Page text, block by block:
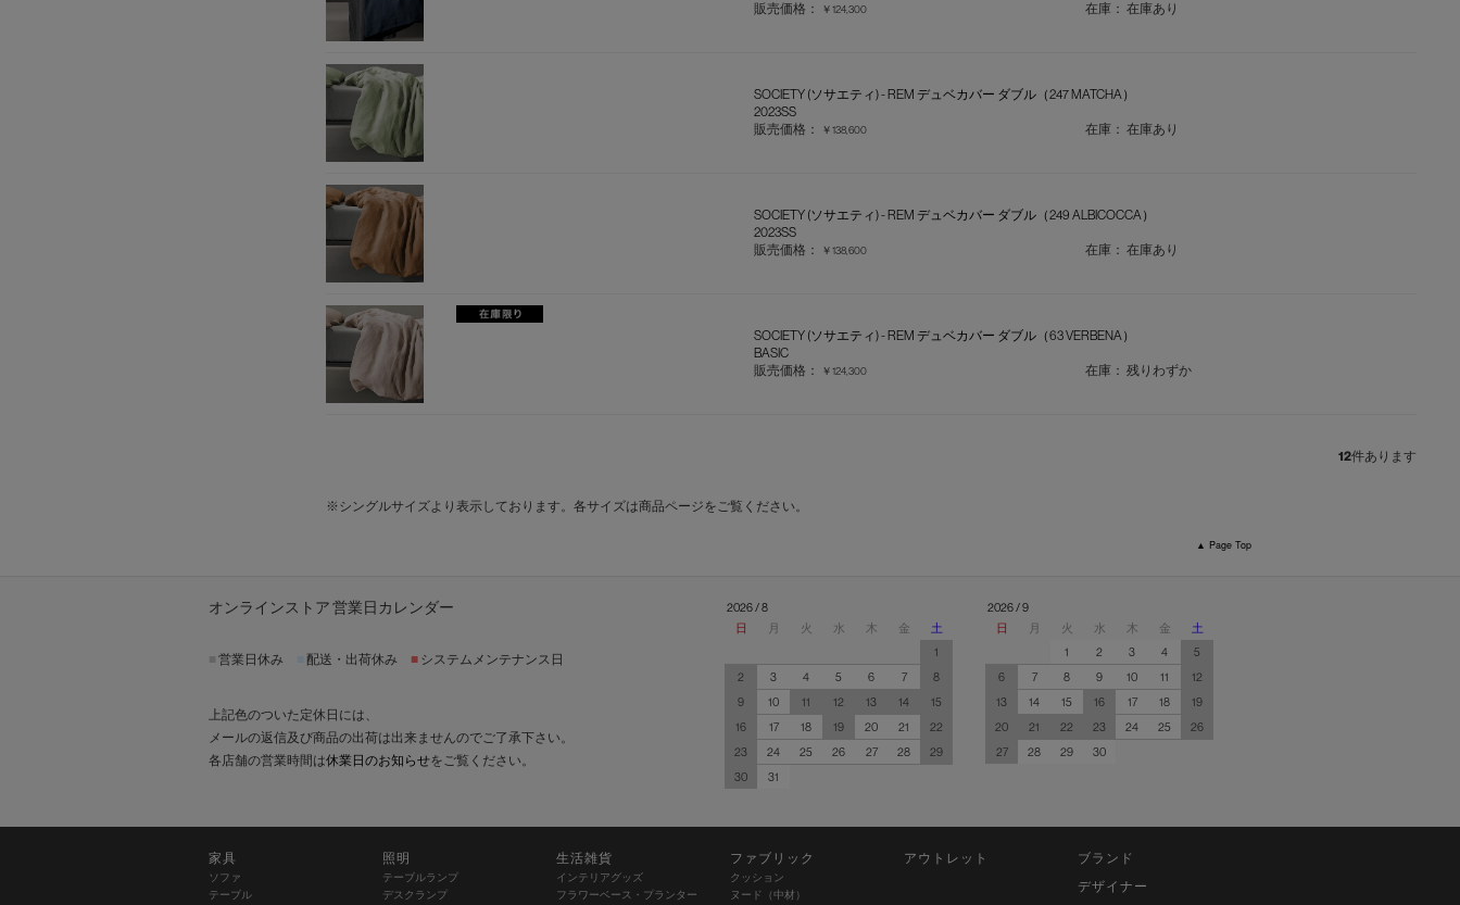
販売価格：
￥124,300 在庫： 在庫あり
SOCIETY (ソサエティ) - REM デュベカバー ダブル（247 MATCHA）
2023SS
販売価格：
￥138,600 在庫： 在庫あり
SOCIETY (ソサエティ) - REM デュベカバー ダブル（249 ALBICOCCA）
2023SS
販売価格：
￥138,600 在庫： 在庫あり
SOCIETY (ソサエティ) - REM デュベカバー ダブル（63 VERBENA）
BASIC
販売価格：
￥124,300 在庫： 残りわずか
12件あります
※シングルサイズより表示しております。各サイズは商品ページをご覧ください。
▲ Page Top
オンラインストア 営業日カレンダー
営業日休み 配送・出荷休み ■ システムメンテナンス日
上記色のついた定休日には、
メールの返信及び商品の出荷は出来ませんのでご了承下さい。
各店舗の営業時間は休業日のお知らせをご覧ください。
2026 / 8
日
月 火 水 木 金
土
1
2
3 4 5 6 7
8
9
10 11 12 13 14
15
16
17 18 19 20 21
22
23
24 25 26 27 28
29
30
31
2026 / 9
日
月 火 水 木 金
土
1
2 3 4
5
6
7 8 9 10 11
12
13
14 15 16 17 18
19
20
21 22 23 24 25
26
27
28 29 30
家具
ソファ
テーブル
照明
テーブルランプ
デスクランプ
生活雑貨
インテリアグッズ
フラワーベース・プランター
ファブリック
クッション
ヌード（中材）
アウトレット
ブランド
デザイナー